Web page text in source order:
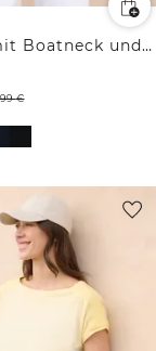
T-Shirt mit Boatneck und Mesh-Einsatz
€